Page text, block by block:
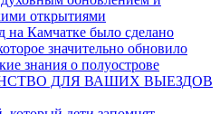
открытиями
на Камчатке было сделано
значительно обновило
знания о полуострове
ДЛЯ ВАШИХ ВЫЕЗДОВ